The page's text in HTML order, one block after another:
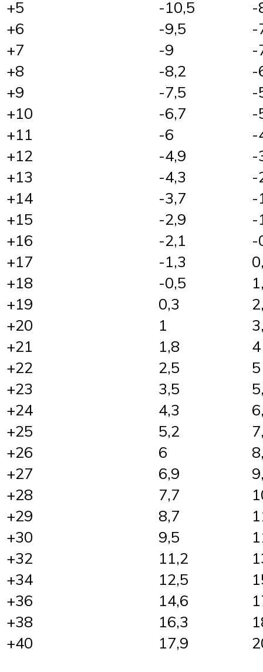
+5 -10,5
-
+6
-9,5
-
+7
-9
-
+8
-8,2
-
+9
-7,5
-
+10
-6,7
-
+11
-6
-
+12
-4,9
-
+13
-4,3
-
+14
-3,7
-
+15
-2,9
-
+16
-2,1
-
+17
-1,3
+18
-0,5
+19
0,3
+20
1
+21
1,8
4
+22
2,5
5
+23
3,5
+24
4,3
+25
5,2
+26
6
+27
6,9
+28
7,7
+29
8,7
+30
9,5
+32
11,2
+34
12,5
+36
14,6
+38
16,3
+40
17,9